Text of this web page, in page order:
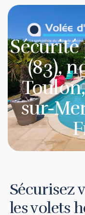
principal
Sécurité
(83),
sur-
Sécurisez
les volets